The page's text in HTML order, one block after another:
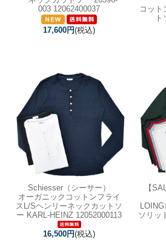
003 12062400037
17,600円(税込)
コット
Schiesser（シーサー）
オーガニックコットンフライ
スL/Sヘンリーネックカットソ
ー KARL-HEINZ 12052000113
16,500円(税込)
【
ソリッ